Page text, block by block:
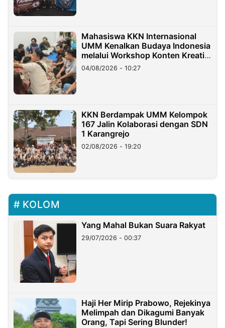
Mahasiswa KKN Internasional
UMM Kenalkan Budaya Indonesia
melalui Workshop Konten Kreatif
di Taiwan
04/08/2026 - 10:27
KKN Berdampak UMM Kelompok
167 Jalin Kolaborasi dengan SDN
1 Karangrejo
02/08/2026 - 19:20
KOLOM
Yang Mahal Bukan Suara Rakyat
29/07/2026 - 00:37
Haji Her Mirip Prabowo, Rejekinya
Melimpah dan Dikagumi Banyak
Orang, Tapi Sering Blunder!